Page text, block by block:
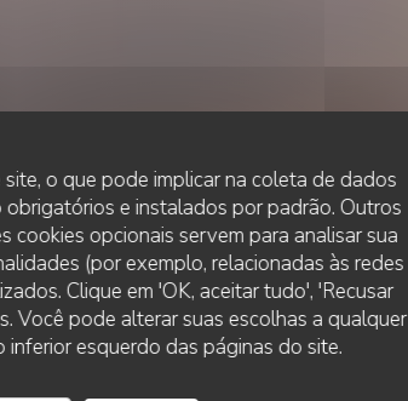
o que pode implicar na coleta de dados
obrigatórios e instalados por padrão. Outros
cookies opcionais servem para analisar sua
(por exemplo, relacionadas às redes
Clique em 'OK, aceitar tudo', 'Recusar
Você pode alterar suas escolhas a qualquer
esquerdo das páginas do site.
Moule